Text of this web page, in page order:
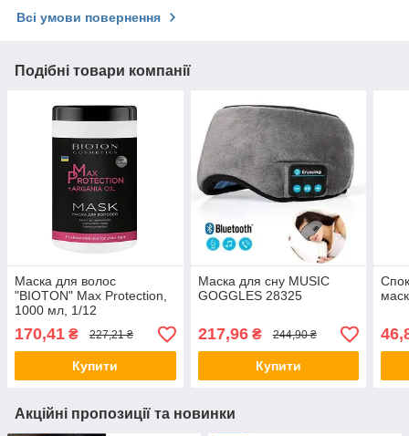
Всі умови повернення
Подібні товари компанії
Маска для волос
"BIOTON" Max Protection,
1000 мл, 1/12
170,41 ₴ 227,21 ₴
Купити
Маска для сну MUSIC
GOGGLES 28325
217,96₴ 244,90 ₴
Купити
Акційні пропозиції та новинки